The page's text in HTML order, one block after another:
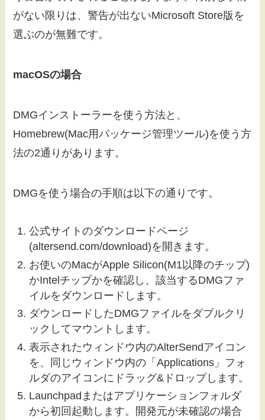
がない限りは、警告が出ないMicrosoft Store版を
選ぶのが無難です。
macOSの場合
DMGインストーラーを使う方法と、
Homebrew(Mac用パッケージ管理ツール)を使う方
法の2通りがあります。
DMGを使う場合の手順は以下の通りです。
公式サイトのダウンロードページ
(altersend.com/download)を開きます。
お使いのMacがApple Silicon(M1以降のチップ)
かIntelチップかを確認し、該当するDMGファ
イルをダウンロードします。
ダウンロードしたDMGファイルをダブルクリ
ックしてマウントします。
表示されたウィンドウ内のAlterSendアイコン
を、同じウィンドウ内の「Applications」フォ
ルダのアイコンにドラッグ&ドロップします。
Launchpadまたはアプリケーションフォルダ
から初回起動します。開発元が未確認の場合